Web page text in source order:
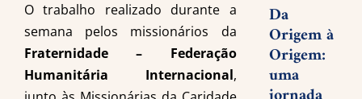
O trabalho realizado durante a
semana pelos missionários da
Fraternidade – Federação
Humanitária Internacional,
Da
Origem à
Origem:
uma